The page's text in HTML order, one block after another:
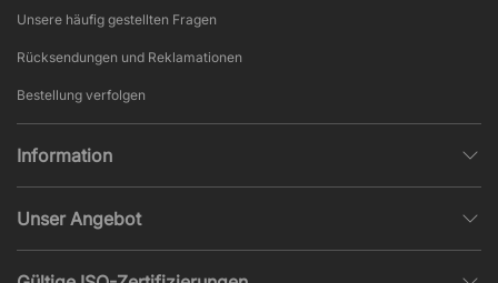
Unsere häufig gestellten Fragen
Rücksendungen und Reklamationen
Bestellung verfolgen
Information
AGB und Widerruf
Beliebte Seiten
Unser Angebot